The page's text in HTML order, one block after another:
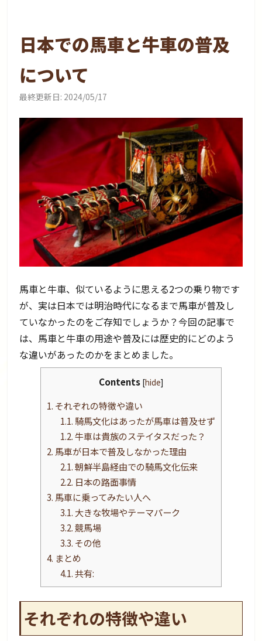
日本での馬車と牛車の普及
について
最終更新日: 2024/05/17
馬車と牛車、似ているように思える2つの乗り物です
が、実は日本では明治時代になるまで馬車が普及し
ていなかったのをご存知でしょうか？今回の記事で
は、馬車と牛車の用途や普及には歴史的にどのよう
な違いがあったのかをまとめました。
Contents [hide]
1. それぞれの特徴や違い
1.1. 騎馬文化はあったが馬車は普及せず
1.2.牛車は貴族のステイタスだった？
2. 馬車が日本で普及しなかった理由
2.1.朝鮮半島経由での騎馬文化伝来
2.2. 日本の路面事情
3. 馬車に乗ってみたい人へ
3.1. 大きな牧場やテーマパーク
3.2.競馬場
3.3. その他
4. まとめ
4.1.共有:
それぞれの特徴や違い